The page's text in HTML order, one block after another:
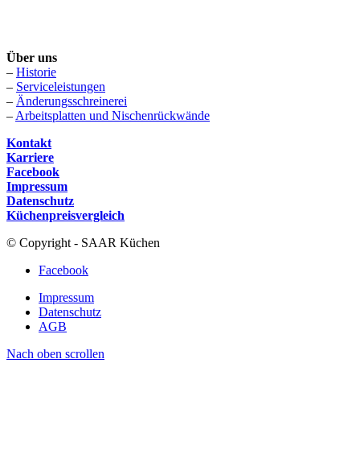
Über uns
– Historie
– Serviceleistungen
– Änderungsschreinerei
– Arbeitsplatten und Nischenrückwände
Kontakt
Karriere
Facebook
Impressum
Datenschutz
Küchenpreisvergleich
© Copyright - SAAR Küchen
Facebook
Impressum
Datenschutz
AGB
Nach oben scrollen